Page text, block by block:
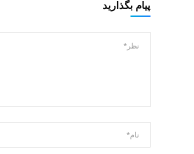
پیام بگذارید
Production of Macrofiber for
Concrete Reinforcement